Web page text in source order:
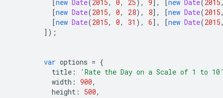
[new Date(2015, 0, 25), 9], [new Date(2015
[new Date(2015, 0, 28), 8], [new Date(2015
[new Date(2015, 0, 31 ), 6], [new Date(2015
]);
var options = {
title :
'Rate the Day on a Scale of 1 to
width : 900,
height : 500,